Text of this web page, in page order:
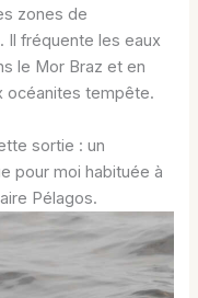
zones de
Il fréquente les eaux
le Mor Braz et en
océanites tempête.
sortie : un
pour moi habituée à
Pélagos.